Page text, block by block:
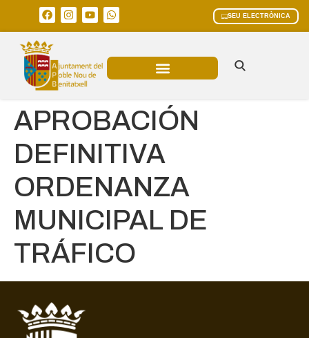
SEU ELECTRÒNICA
APROBACIÓN
DEFINITIVA
ORDENANZA
MUNICIPAL DE
TRÁFICO